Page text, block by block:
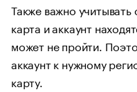
Также важно учитывать
карта и аккаунт
может не пройти.
аккаунт к нужному
карту.